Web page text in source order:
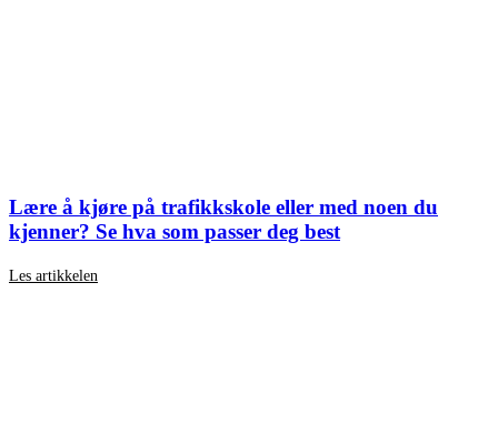
Lære å kjøre på trafikkskole eller med noen du
kjenner? Se hva som passer deg best
Les artikkelen